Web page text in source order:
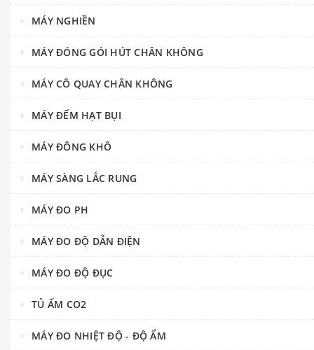
MÁY NGHIỀN
MÁY ĐÓNG GÓI HÚT CHÂN KHÔNG
MÁY CÔ QUAY CHÂN KHÔNG
MÁY ĐẾM HẠT BỤI
MÁY ĐÔNG KHÔ
MÁY SÀNG LẮC RUNG
MÁY ĐO PH
MÁY ĐO ĐỘ DẪN ĐIỆN
MÁY ĐO ĐỘ ĐỤC
TỦ ẤM CO2
MÁY ĐO NHIỆT ĐỘ - ĐỘ ẨM